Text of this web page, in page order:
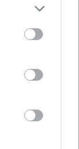
Google
may click to
tags to
Google